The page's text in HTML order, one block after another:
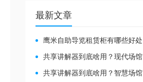
最新文章
鹰米自助导览租赁柜有哪些好处
共享讲解器到底啥用？现代场馆
的“静音救星”来了！
共享讲解器到底啥用？智慧场馆